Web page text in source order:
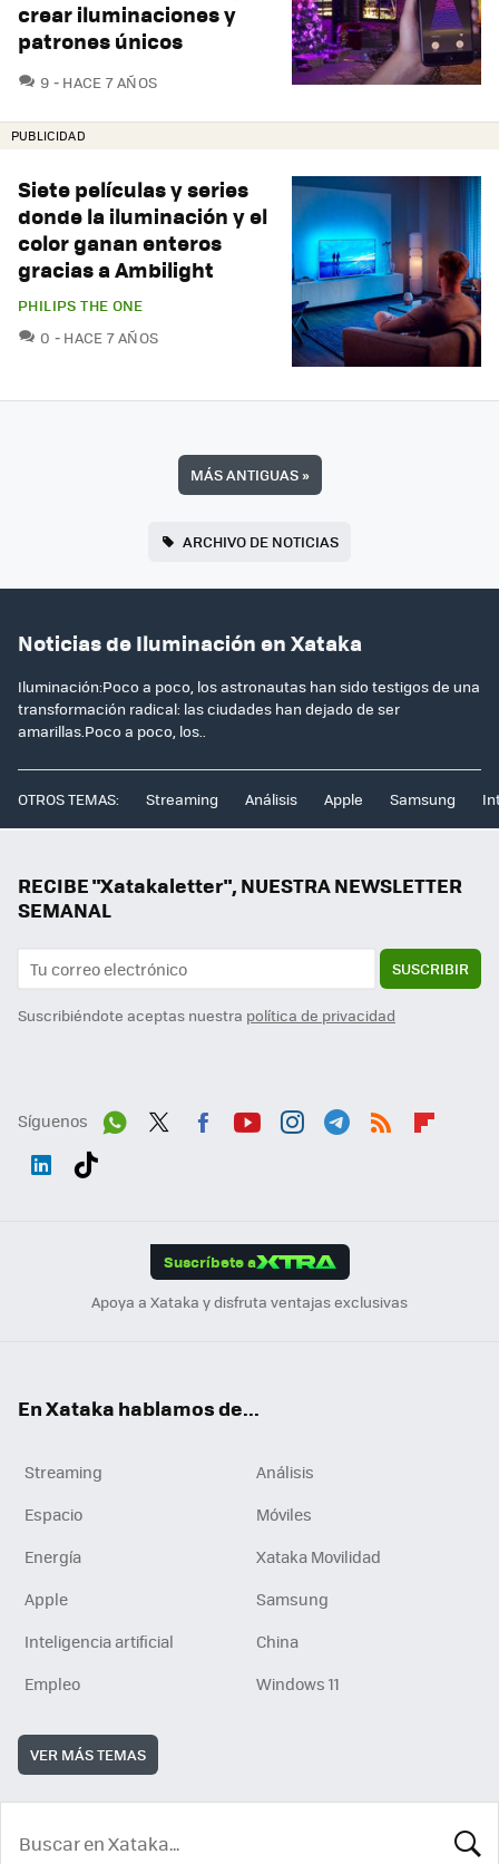
crear iluminaciones y
patrones únicos
9 COMENTARIOS
HACE 7 AÑOS
PUBLICIDAD
Siete películas y series
donde la iluminación y el
color ganan enteros
gracias a Ambilight
PHILIPS THE ONE
0 COMENTARIOS
HACE 7 AÑOS
MÁS ANTIGUAS»
ARCHIVO DE NOTICIAS
Noticias de Iluminación en Xataka
Iluminación:Poco a poco, los astronautas han sido testigos de una
transformación radical: las ciudades han dejado de ser
amarillas.Poco a poco, los..
OTROS TEMAS: Streaming Análisis Apple Samsung
RECIBE "Xatakaletter", NUESTRA NEWSLETTER
SEMANAL
SUSCRIBIR
Suscribiéndote aceptas nuestra política de privacidad
Síguenos
Suscríbete a
Apoya a Xataka y disfruta ventajas exclusivas
En Xataka hablamos de...
Streaming
Análisis
Espacio
Móviles
Energía
Xataka Movilidad
Apple
Samsung
Inteligencia artificial
China
Empleo
Windows 11
VER MÁS TEMAS